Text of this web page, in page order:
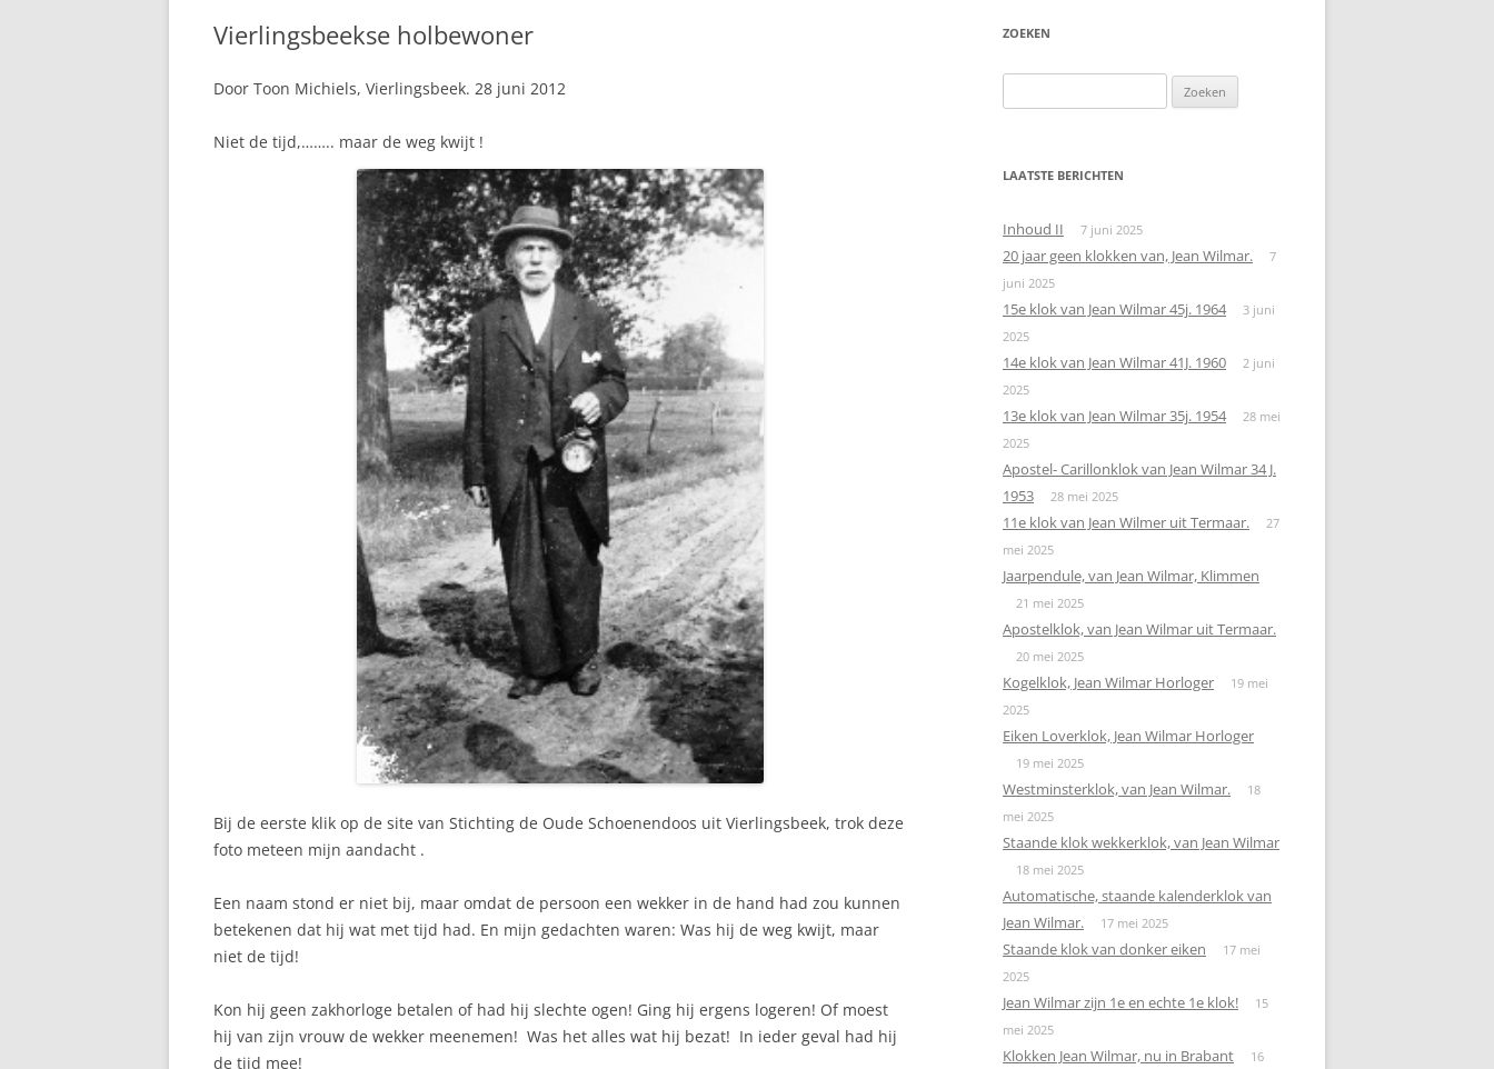
Vierlingsbeekse holbewoner
Door Toon Michiels, Vierlingsbeek. 28 juni 2012
Niet de tijd,…….. maar de weg kwijt !
Bij de eerste klik op de site van Stichting de Oude Schoenendoos uit Vierlingsbeek, trok deze
foto meteen mijn aandacht .
Een naam stond er niet bij, maar omdat de persoon een wekker in de hand had zou kunnen
betekenen dat hij wat met tijd had. En mijn gedachten waren: Was hij de weg kwijt, maar
niet de tijd!
Kon hij geen zakhorloge betalen of had hij slechte ogen! Ging hij ergens logeren! Of moest
hij van zijn vrouw de wekker meenemen! Was het alles wat hij bezat! In ieder geval had hij
de tijd mee!
ZOEKEN
naar:
LAATSTE BERICHTEN
Inhoud II 7 juni 2025
20 jaar geen klokken van, Jean Wilmar.
7
juni 2025
15e klok van Jean Wilmar 45j. 1964
3 juni
2025
14e klok van Jean Wilmar 41J. 1960
2 juni
2025
13e klok van Jean Wilmar 35j. 1954
28 mei
2025
Apostel- Carillonklok van Jean Wilmar 34 J.
1953
28 mei 2025
11e klok van Jean Wilmer uit Termaar.
27
mei 2025
Jaarpendule, van Jean Wilmar, Klimmen
21 mei 2025
Apostelklok, van Jean Wilmar uit Termaar.
20 mei 2025
Kogelklok, Jean Wilmar Horloger
19 mei
2025
Eiken Loverklok, Jean Wilmar Horloger
19 mei 2025
Westminsterklok, van Jean Wilmar.
18
mei 2025
Staande klok wekkerklok, van Jean Wilmar
18 mei 2025
Automatische, staande kalenderklok van
Jean Wilmar.
17 mei 2025
Staande klok van donker eiken
17 mei
2025
Jean Wilmar zijn 1e en echte 1e klok!
15
mei 2025
Klokken Jean Wilmar, nu in Brabant
16